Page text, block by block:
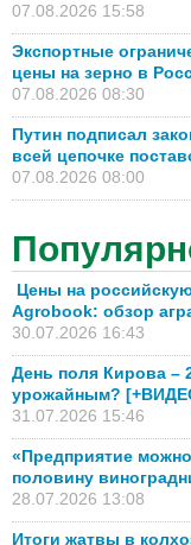
07.08.2026 15:58
Экспортные
цены на зерно в
07.08.2026 08:30
Путин подписал
всей цепочке
07.08.2026 08:00
Цены на
Agrobook: обзор
30.07.2026 16:43
День поля Кирова –
урожайным?
31.07.2026 15:46
«Предприятие
половину
28.07.2026 13:08
Итоги жатвы в